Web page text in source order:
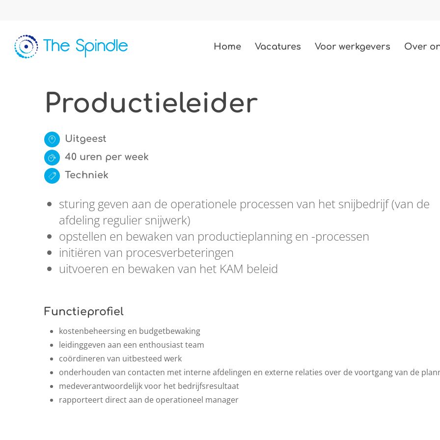
content
Home Vacatures
Beauty
3 vacatures
Voor werkgevers Over
Productieleider
Uitgeest
40 uren per week
Techniek
sturing geven aan de operationele processen van het snijbedrijf (van de
afdeling regulier snijwerk)
opstellen en bewaken van productieplanning en -processen
initiëren van procesverbeteringen
uitvoeren en bewaken van het KAM beleid
Functieprofiel
kostenbeheersing en budgetbewaking
leidinggeven aan een enthousiast team
coördineren van uitbesteed werk
onderhouden van contacten met interne afdelingen en externe relaties over de voortgang van de
medeverantwoordelijk voor het bedrijfsresultaat
rapporteert direct aan de operationeel manager